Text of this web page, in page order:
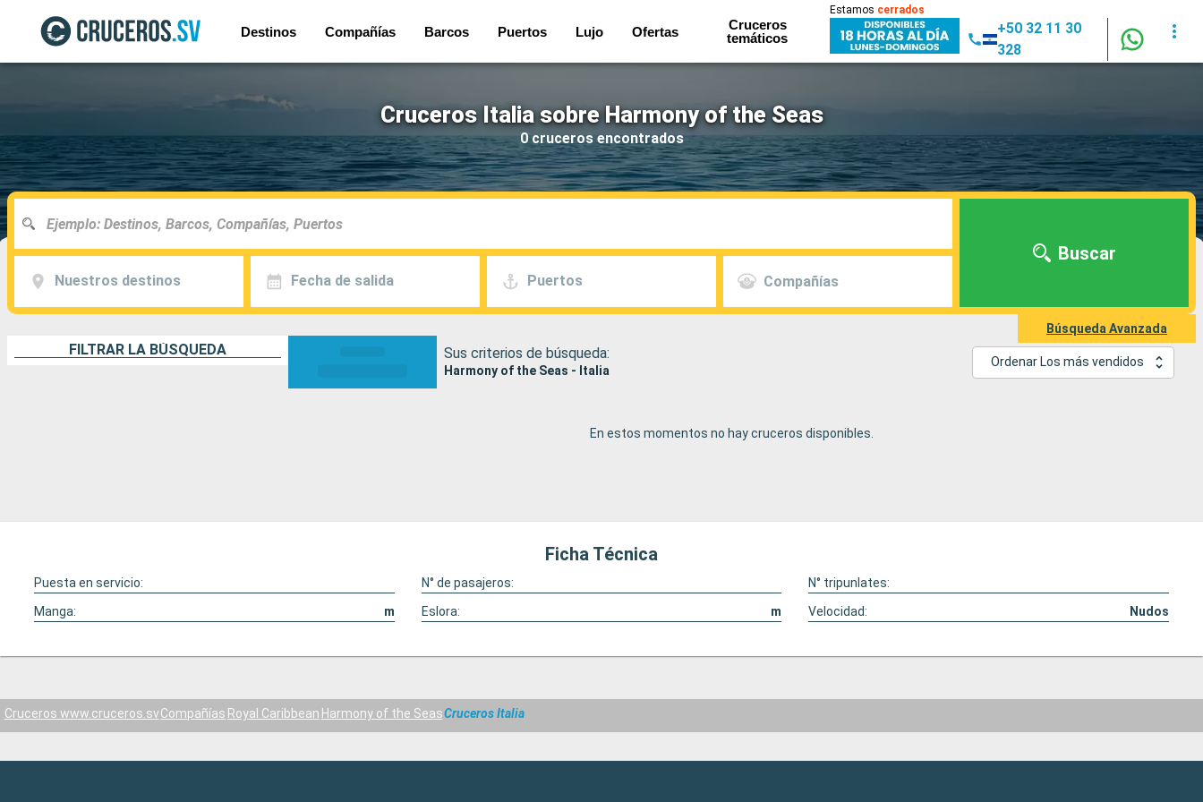
Destinos Compañías Barcos Puertos Lujo Ofertas
Cruceros
temáticos
Estamos cerrados
+50 32 11 30
328
Cruceros Italia sobre Harmony of the Seas
0 cruceros encontrados
Nuestros destinos Fecha de salida Puertos Compañías
Buscar
Búsqueda Avanzada
FILTRAR LA BÚSQUEDA Sus criterios de búsqueda:
Harmony of the Seas - Italia
Ordenar Los más vendidos
En estos momentos no hay cruceros disponibles.
Ficha Técnica
Puesta en servicio: N° de pasajeros:
N° tripunlates:
Manga:
m Eslora: m Velocidad: Nudos
Cruceros www.cruceros.svCompañías Royal Caribbean Harmony of the SeasCruceros Italia